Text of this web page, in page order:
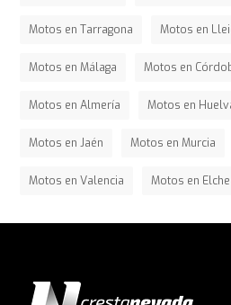
Motos en Tarragona Motos en
Motos en Málaga Motos en
Motos en Almería Motos en
Motos en Jaén Motos en Murcia
Motos en Valencia Motos en Elche